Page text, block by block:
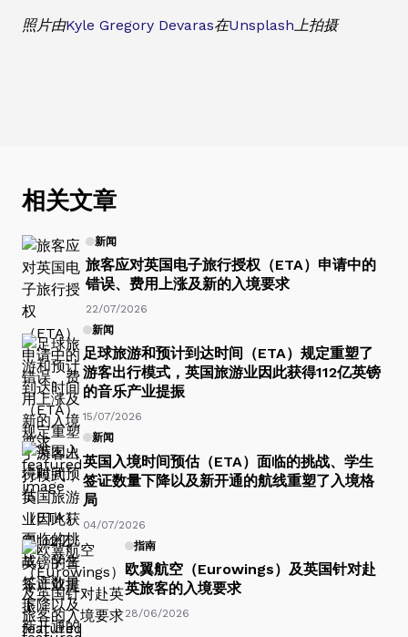
照片由Kyle Gregory Devaras在Unsplash上拍摄
相关文章
新闻
旅客应对英国电子旅行授权（ETA）申请中的
错误、费用上涨及新的入境要求
22/07/2026
新闻
足球旅游和预计到达时间（ETA）规定重塑了
游客出行模式，英国旅游业因此获得112亿英镑
的音乐产业提振
15/07/2026
新闻
英国入境时间预估（ETA）面临的挑战、学生
签证数量下降以及新开通的航线重塑了入境格
局
04/07/2026
指南
欧翼航空（Eurowings）及英国针对赴
英旅客的入境要求
28/06/2026